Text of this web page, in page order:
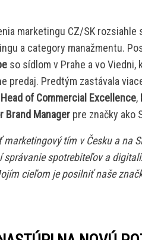
marketingu CZ/SK
a category manažmentu.
so sídlom v Prahe a vo Viedni,
predaj. Predtým zastávala
Head of Commercial Excellence,
Brand Manager pre značky ako
marketingový tím v Česku a na
správanie spotrebiteľov a
cieľom je posilniť naše